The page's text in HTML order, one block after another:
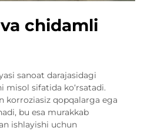
chidamli
sanoat darajasidagi
misol sifatida ko‘rsatadi.
korroziasiz qopqalarga ega
bu esa murakkab
ishlayishi uchun